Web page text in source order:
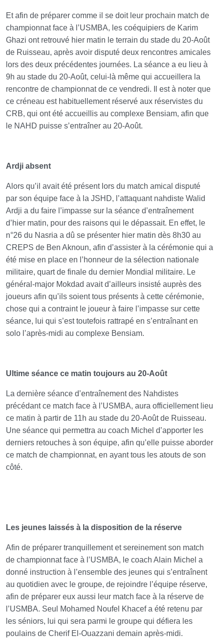
Et afin de préparer comme il se doit leur prochain match de
championnat face à l’USMBA, les coéquipiers de Karim
Ghazi ont retrouvé hier matin le terrain du stade du 20-Août
de Ruisseau, après avoir disputé deux rencontres amicales
lors des deux précédentes journées. La séance a eu lieu à
9h au stade du 20-Août, celui-là même qui accueillera la
rencontre de championnat de ce vendredi. Il est à noter que
ce créneau est habituellement réservé aux réservistes du
CRB, qui ont été accueillis au complexe Bensiam, afin que
le NAHD puisse s’entraîner au 20-Août.
Ardji absent
Alors qu’il avait été présent lors du match amical disputé
par son équipe face à la JSHD, l’attaquant nahdiste Walid
Ardji a du faire l’impasse sur la séance d’entraînement
d’hier matin, pour des raisons qui le dépassait. En effet, le
n°26 du Nasria a dû se présenter hier matin dès 8h30 au
CREPS de Ben Aknoun, afin d’assister à la cérémonie qui a
été mise en place en l’honneur de la sélection nationale
militaire, quart de finale du dernier Mondial militaire. Le
général-major Mokdad avait d’ailleurs insisté auprès des
joueurs afin qu’ils soient tous présents à cette cérémonie,
chose qui a contraint le joueur à faire l’impasse sur cette
séance, lui qui s’est toutefois rattrapé en s’entraînant en
solo l’après-midi au complexe Bensiam.
Ultime séance ce matin toujours au 20-Août
La dernière séance d’entraînement des Nahdistes
précédant ce match face à l’USMBA, aura officiellement lieu
ce matin à partir de 11h au stade du 20-Août de Ruisseau.
Une séance qui permettra au coach Michel d’apporter les
derniers retouches à son équipe, afin qu’elle puisse aborder
ce match de championnat, en ayant tous les atouts de son
côté.
Les jeunes laissés à la disposition de la réserve
Afin de préparer tranquillement et sereinement son match
de championnat face à l’USMBA, le coach Alain Michel a
donné instruction à l’ensemble des jeunes qui s’entraînent
au quotidien avec le groupe, de rejoindre l’équipe réserve,
afin de préparer eux aussi leur match face à la réserve de
l’USMBA. Seul Mohamed Noufel Khacef a été retenu par
les séniors, lui qui sera parmi le groupe qui défiera les
poulains de Cherif El-Ouazzani demain après-midi.